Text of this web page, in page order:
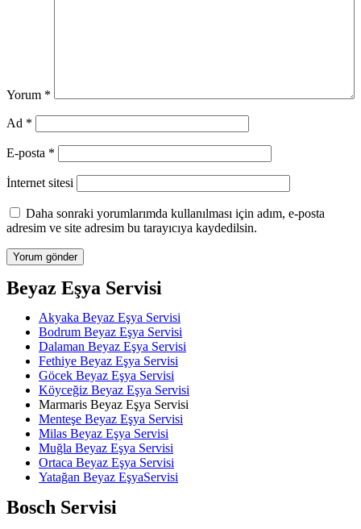
Yorum *
Ad *
E-posta *
İnternet sitesi
Daha sonraki yorumlarımda kullanılması için adım, e-posta
adresim ve site adresim bu tarayıcıya kaydedilsin.
Beyaz Eşya Servisi
Akyaka Beyaz Eşya Servisi
Bodrum Beyaz Eşya Servisi
Dalaman Beyaz Eşya Servisi
Fethiye Beyaz Eşya Servisi
Göcek Beyaz Eşya Servisi
Köyceğiz Beyaz Eşya Servisi
Marmaris Beyaz Eşya Servisi
Menteşe Beyaz Eşya Servisi
Milas Beyaz Eşya Servisi
Muğla Beyaz Eşya Servisi
Ortaca Beyaz Eşya Servisi
Yatağan Beyaz EşyaServisi
Bosch Servisi